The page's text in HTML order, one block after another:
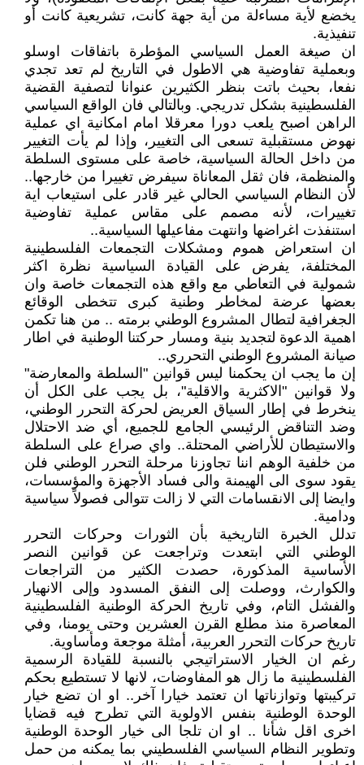
يخضع لأية مساءلة من أية جهة كانت، تشريعية كانت أو
تنفيذية.
ان صيغة العمل السياسي المؤطرة باتفاقات اوسلو
وبعملية تفاوضية هي الاطول في التاريخ لم تعد تجدي
نفعا، بحيث باتت بنظر الكثيرين عنوانا لتصفية القضية
الفلسطينية بشكل تدريجي. وبالتالي فان الواقع السياسي
الراهن اصبح يلعب دورا معرقلا امام امكانية اي عملية
نهوض مستقبلية تسعى الى التغيير، وإذا لم يأت التغيير
من داخل الحالة السياسية، خاصة على مستوى السلطة
والمنظمة، فان ثقل المعاناة سيفرض تغييرا من خارجها..
لأن النظام السياسي الحالي غير قادر على استيعاب اية
تغييرات، لأنه مصمم على مقاس عملية تفاوضية
استنفذت اغراضها وانتهت مفاعيلها السياسية..
ان استعراض هموم ومشكلات التجمعات الفلسطينية
المختلفة، يفرض على القيادة السياسية نظرة اكثر
شمولية في التعاطي مع واقع هذه التجمعات خاصة وان
بعضها عرضة لمخاطر وطنية كبرى تتخطى الوقائع
الجغرافية لتطال المشروع الوطني برمته .. من هنا تكمن
اهمية الدعوة لتجديد بنية ومسار حركتنا الوطنية في اطار
صيانة المشروع الوطني التحرري..
إن ما يجب ان يحكمنا ليس قوانين "السلطة والمعارضة"
ولا قوانين "الاكثرية والاقلية"، بل يجب على الكل أن
ينخرط في إطار السياق العريض لحركة التحرر الوطني،
وضد التناقض الرئيسي الجامع للجميع، أي ضد الاحتلال
والاستيطان للأراضي المحتلة.. واي صراع على السلطة
من خلفية الوهم اننا تجاوزنا مرحلة التحرر الوطني فلن
يقود سوى الى الهيمنة والى فساد الأجهزة والمؤسسات،
وايضا إلى الانقسامات التي لا زالت تتوالى فصولاً سياسية
ودامية.
تدلل الخبرة التاريخية بأن الثورات وحركات التحرر
الوطني التي ابتعدت وتراجعت عن قوانين النصر
الأساسية المذكورة، حصدت الكثير من التراجعات
والكوارث، ووصلت إلى النفق المسدود وإلى الانهيار
والفشل التام، وفي تاريخ الحركة الوطنية الفلسطينية
المعاصرة منذ مطلع القرن العشرين وحتى يومنا، وفي
تاريخ حركات التحرر العربية، أمثلة موجعة ومأساوية.
رغم ان الخيار الاستراتيجي بالنسبة للقيادة الرسمية
الفلسطينية ما زال هو المفاوضات، لانها لا تستطيع بحكم
تركيبتها وتوازناتها ان تعتمد خيارا آخر.. او ان تضع خيار
الوحدة الوطنية بنفس الاولوية التي تطرح فيه قضايا
اخرى اقل شأنا .. او ان تلجا الى خيار الوحدة الوطنية
وتطوير النظام السياسي الفلسطيني بما يمكنه من حمل